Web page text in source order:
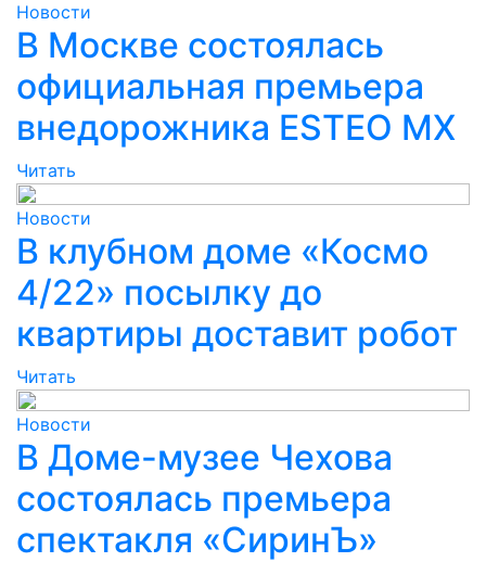
Новости
В Москве состоялась
официальная премьера
внедорожника ESTEO MX
Читать
Новости
В клубном доме «Космо
4/22» посылку до
квартиры доставит робот
Читать
Новости
В Доме-музее Чехова
состоялась премьера
спектакля «СиринЪ»